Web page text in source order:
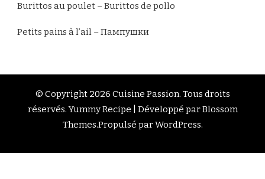
Burittos au poulet – Burittos de pollo
Petits pains à l’ail – Пампушки
© Copyright 2026 Cuisine Passion. Tous droits
réservés.Yummy Recipe | Développé parBlossom
Themes.Propulsé parWordPress.